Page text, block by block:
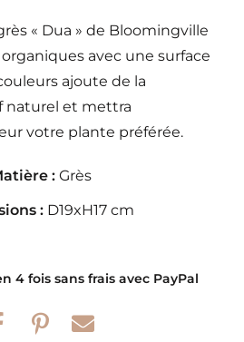
« Dua » de Bloomingville
avec une surface
ajoute de la
naturel et mettra
votre plante préférée.
: Grès
: D19xH17 cm
4 fois sans frais avec PayPal